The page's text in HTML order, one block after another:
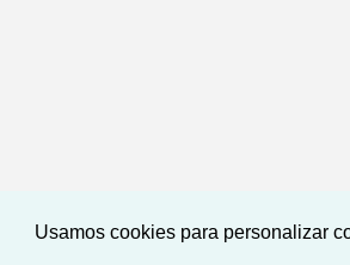
Usamos cookies para personalizar